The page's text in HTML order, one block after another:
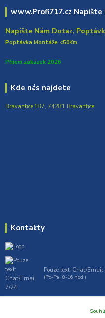
www.Profi717.cz Napište
Napište Nám Dotaz,
Poptávka Montáže <50Km
Přijem zakázek 2026
Kde nás najdete
Bravantice 187, 74281 Bravantice
Kontakty
Pouze text: Chat/Email
(Po-Pá, 8-16 hod.)